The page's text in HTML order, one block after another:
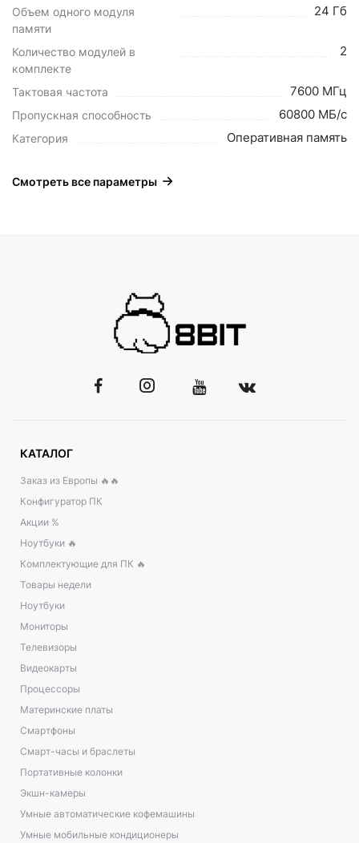
Объем одного модуля
памяти
24 Гб
Количество модулей в
комплекте
2
Тактовая частота 7600 МГц
Пропускная способность 60800 МБ/с
Категория Оперативная память
Смотреть все параметры
КАТАЛОГ
Заказ из Европы 🔥🔥
Конфигуратор ПК
Акции %
Ноутбуки 🔥
Комплектующие для ПК 🔥
Товары недели
Ноутбуки
Мониторы
Телевизоры
Видеокарты
Процессоры
Материнские платы
Смартфоны
Смарт-часы и браслеты
Портативные колонки
Экшн-камеры
Умные автоматические кофемашины
Умные мобильные кондиционеры